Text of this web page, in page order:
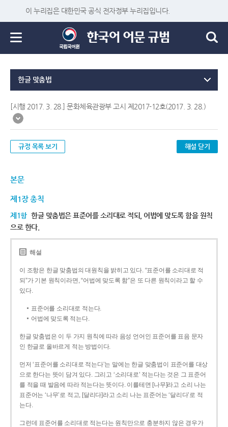
이 누리집은 대한민국 공식 전자정부 누리집입니다.
한글 맞춤법
[시행 2017. 3. 28.] 문화체육관광부 고시 제2017-12호(2017. 3. 28.)
규정 목록 보기 해설 닫기
본문
제1장 총칙
제1항 한글 맞춤법은 표준어를 소리대로 적되, 어법에 맞도록 함을 원칙
으로 한다.
해설
이 조항은 한글 맞춤법의 대원칙을 밝히고 있다. “표준어를 소리대로 적
되”가 기본 원칙이라면, “어법에 맞도록 함”은 또 다른 원칙이라고 할 수
있다.
표준어를 소리대로 적는다.
어법에 맞도록 적는다.
한글 맞춤법은 이 두 가지 원칙에 따라 음성 언어인 표준어를 표음 문자
인 한글로 올바르게 적는 방법이다.
먼저 ‘표준어를 소리대로 적는다’는 말에는 한글 맞춤법이 표준어를 대상
으로 한다는 뜻이 담겨 있다. 그리고 ‘소리대로’ 적는다는 것은 그 표준어
를 적을 때 발음에 따라 적는다는 뜻이다. 이를테면 [나무]라고 소리 나는
표준어는 ‘나무’로 적고, [달리다]라고 소리 나는 표준어는 ‘달리다’로 적
는다.
그런데 표준어를 소리대로 적는다는 원칙만으로 충분하지 않은 경우가